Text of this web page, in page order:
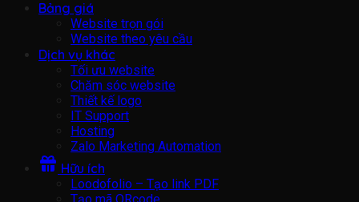
Bảng giá
Website trọn gói
Website theo yêu cầu
Dịch vụ khác
Tối ưu website
Chăm sóc website
Thiết kế logo
IT Support
Hosting
Zalo Marketing Automation
Hữu ích
Loodofolio – Tạo link PDF